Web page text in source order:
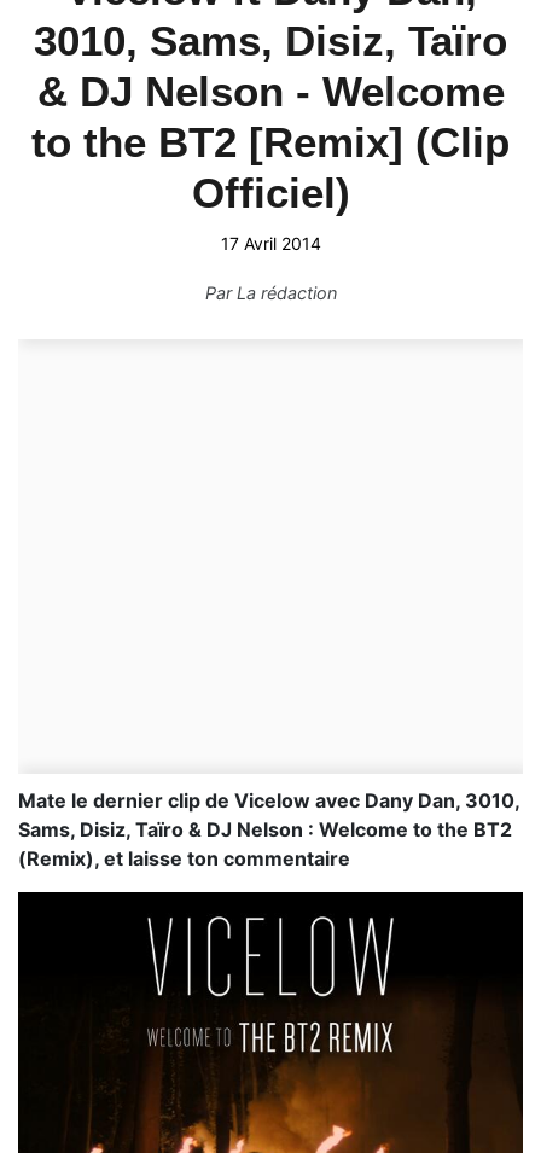
3010, Sams, Disiz, Taïro
& DJ Nelson - Welcome
to the BT2 [Remix] (Clip
Officiel)
17 Avril 2014
ParLa rédaction
Mate le dernier clip de Vicelow avec Dany Dan, 3010,
Sams, Disiz, Taïro & DJ Nelson : Welcome to the BT2
(Remix), et laisse ton commentaire